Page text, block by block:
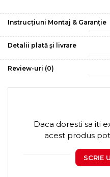
Instrucțiuni Montaj & Garanție
Detalii plată și livrare
Review-uri (0)
Daca doresti sa iti
acest produs
SCRIE